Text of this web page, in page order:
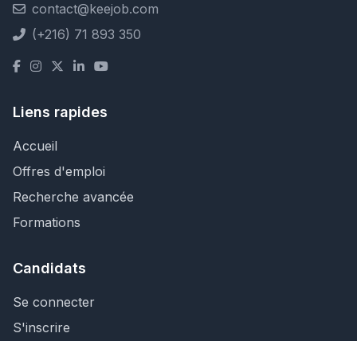
contact@keejob.com
(+216) 71 893 350
Liens rapides
Accueil
Offres d'emploi
Recherche avancée
Formations
Candidats
Se connecter
S'inscrire